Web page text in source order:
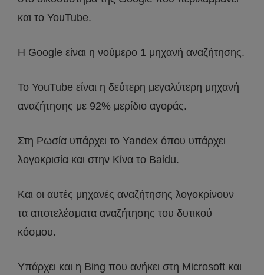
και το YouTube.
H Google είναι η νούμερο 1 μηχανή αναζήτησης.
Το YouTube είναι η δεύτερη μεγαλύτερη μηχανή
αναζήτησης με 92% μερίδιο αγοράς.
Στη Ρωσία υπάρχει το Yandex όπου υπάρχει
λογοκρισία και στην Κίνα το Baidu.
Και οι αυτές μηχανές αναζήτησης λογοκρίνουν
τα αποτελέσματα αναζήτησης του δυτικού
κόσμου.
Υπάρχει και η Bing που ανήκει στη Microsoft και